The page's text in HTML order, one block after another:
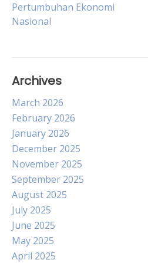
navigation
Pertumbuhan Ekonomi
Nasional
Archives
March 2026
February 2026
January 2026
December 2025
November 2025
September 2025
August 2025
July 2025
June 2025
May 2025
April 2025